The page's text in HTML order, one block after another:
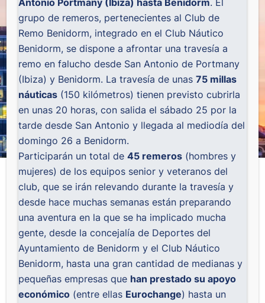
Antonio Portmany (Ibiza) hasta Benidorm. El
grupo de remeros, pertenecientes al Club de
Remo Benidorm, integrado en el Club Náutico
Benidorm, se dispone a afrontar una travesía a
remo en falucho desde San Antonio de Portmany
(Ibiza) y Benidorm. La travesía de unas75 millas
náuticas (150 kilómetros) tienen previsto cubrirla
en unas 20 horas, con salida el sábado 25 por la
tarde desde San Antonio y llegada al mediodía del
domingo 26 a Benidorm.
Participarán un total de45 remeros (hombres y
mujeres) de los equipos senior y veteranos del
club, que se irán relevando durante la travesía y
desde hace muchas semanas están preparando
una aventura en la que se ha implicado mucha
gente, desde la concejalía de Deportes del
Ayuntamiento de Benidorm y el Club Náutico
Benidorm, hasta una gran cantidad de medianas y
pequeñas empresas que han prestado su apoyo
económico (entre ellas Eurochange) hasta un